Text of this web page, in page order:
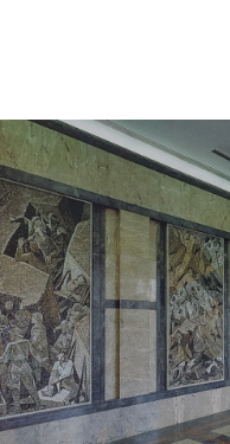
La Casa del Mutilato
Durante gli anni ’20 del
Ravenna avviava sotto la
fascista un profondo
urbano.